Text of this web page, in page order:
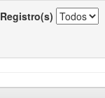
Registro(s)